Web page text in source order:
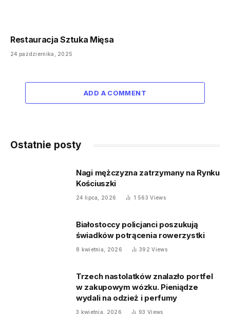
Restauracja Sztuka Mięsa
24 października, 2025
ADD A COMMENT
Ostatnie posty
Nagi mężczyzna zatrzymany na Rynku
Kościuszki
24 lipca, 2026 1 563Views
Białostoccy policjanci poszukują
świadków potrącenia rowerzystki
8 kwietnia, 2026 392Views
Trzech nastolatków znalazło portfel
w zakupowym wózku. Pieniądze
wydali na odzież i perfumy
3 kwietnia, 2026 93Views